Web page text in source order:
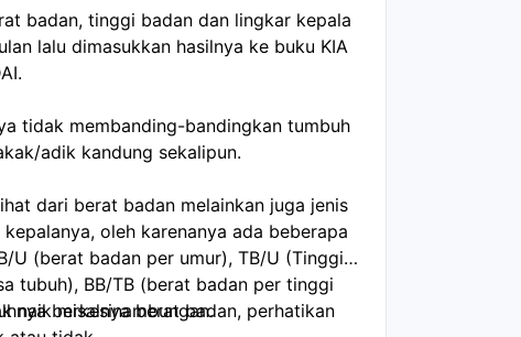
badan, tinggi badan dan lingkar kepala
lalu dimasukkan hasilnya ke buku KIA
tidak membanding-bandingkan tumbuh
adik kandung sekalipun.
dari berat badan melainkan juga jenis
oleh karenanya ada beberapa
U (berat badan per umur), TB/U (Tinggi
tubuh), BB/TB (berat badan per tinggi
berkesinambungan.
naik misalnya berat badan, perhatikan